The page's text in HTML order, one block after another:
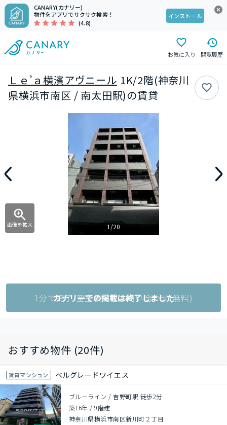
CANARY(カナリー)
物件をアプリでサクサク検索！
(4.8)
インストール
お気に入り 閲覧履歴
Ｌｅ’ａ横濱アヴニール 1K/2階(神奈川
県横浜市南区 / 南太田駅)の賃貸
画像を拡大 1/20
1分で完了!空室状況をお問い合わせ(無料)
カナリーでの掲載は終了しました
おすすめ物件 (20件)
賃貸マンション ベルグレードワイエス
ブルーライン / 吉野町駅 徒歩2分
築16年 /9階建
神奈川県横浜市南区新川町２丁目